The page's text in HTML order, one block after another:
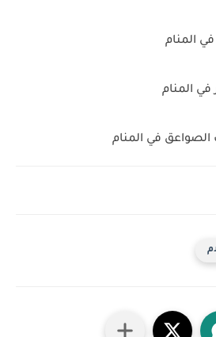
المنام
المنام
في المنام